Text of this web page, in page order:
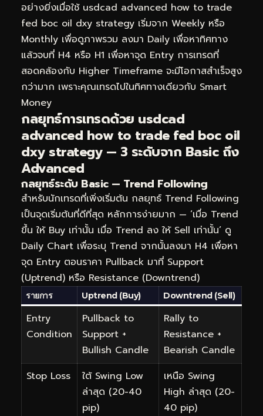
อย่างยิ่งเมื่อใช้ usdcad advanced how to trade
fed boc oil dxy strategy เริ่มจาก Weekly หรือ
Monthly เพื่อดูภาพรวม ลงมา Daily เพื่อหาทิศทาง
แล้วจบที่ H4 หรือ H1 เพื่อหาจุด Entry การเทรดที่
สอดคล้องกับ Higher Timeframe จะมีโอกาสสำเร็จสูง
กว่ามาก เพราะคุณเทรดไปในทิศทางเดียวกับ Smart
Money
กลยุทธ์การเทรดด้วย usdcad
advanced how to trade fed boc oil
dxy strategy — 3 ระดับจาก Basic ถึง
Advanced
กลยุทธ์ระดับ Basic — Trend Following
สำหรับนักเทรดที่เพิ่งเริ่มต้น กลยุทธ์ Trend Following
เป็นจุดเริ่มต้นที่ดีที่สุด หลักการง่ายมาก — ‘เมื่อ Trend
ขึ้น ให้ Buy เท่านั้น เมื่อ Trend ลง ให้ Sell เท่านั้น’ ดู
Daily Chart เพื่อระบุ Trend จากนั้นลงมา H4 เพื่อหา
จุด Entry ตอนราคา Pullback มาที่ Support
(Uptrend) หรือ Resistance (Downtrend)
รายการ Uptrend (Buy) Downtrend (Sell)
Entry
Condition
Pullback to
Support +
Bullish Candle
Rally to
Resistance +
Bearish Candle
Stop Loss
ใต้ Swing Low
ล่าสุด (20-40
pip)
เหนือ Swing
High ล่าสุด (20-
40 pip)